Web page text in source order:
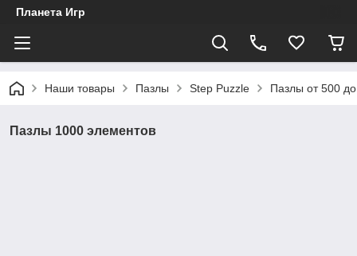
Планета Игр
Наши товары Пазлы Step Puzzle Пазлы от 500
Пазлы 1000 элементов